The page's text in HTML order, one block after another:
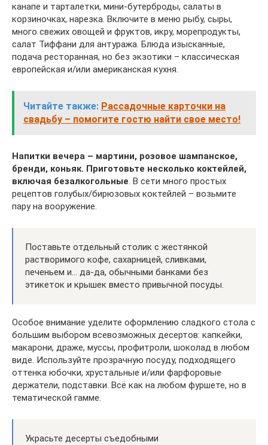
канапе и тарталетки, мини-бутерброды, салаты в
корзиночках, нарезка. Включите в меню рыбу, сыры,
много свежих овощей и фруктов, икру, морепродукты,
салат Тиффани для антуража. Блюда изысканные,
подача ресторанная, но без экзотики – классическая
европейская и/или американская кухня.
Читайте также: Рассадочные карточки на
свадьбу – помогите гостю найти свое место!
Напитки вечера – мартини, розовое шампанское,
бренди, коньяк. Приготовьте несколько коктейлей,
включая безалкогольные. В сети много простых
рецептов голубых/бирюзовых коктейлей – возьмите
пару на вооружение.
Поставьте отдельный столик с жестянкой
растворимого кофе, сахарницей, сливками,
печеньем и… да-да, обычными банками без
этикеток и крышек вместо привычной посуды.
Особое внимание уделите оформлению сладкого стола с
большим выбором всевозможных десертов: капкейки,
макарони, драже, муссы, профитроли, шоколад в любом
виде. Используйте прозрачную посуду, подходящего
оттенка юбочки, хрустальные и/или фарфоровые
держатели, подставки. Всё как на любом фуршете, но в
тематической гамме.
Украсьте десерты съедобными